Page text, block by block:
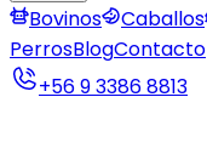
Bovinos Caballos
PerrosBlogContacto
+56 9 3386 8813